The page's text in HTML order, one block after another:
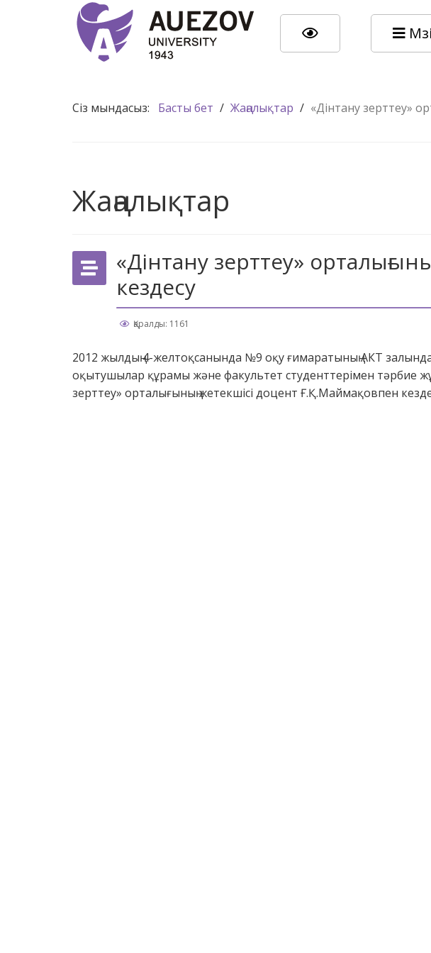
Сіз мындасыз: Басты бет / Жаңалықтар / «Дінтану зерттеу»
Жаңалықтар
«Дінтану зерттеу»
кездесу
Қаралды: 1161
2012 жылдың 4-желтоқсанында №9 оқу ғимаратының АКТ залында
оқытушылар құрамы және факультет студенттерімен тәрбие
зерттеу» орталығының жетекшісі доцент Ғ.Қ.Маймақовпен